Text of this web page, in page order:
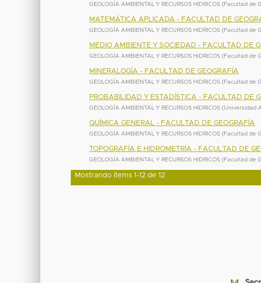
GEOLOGÍA AMBIENTAL Y RECURSOS HIDRICOS (Facultad de
MATEMÁTICA APLICADA - FACULTAD DE
GEOLOGÍA AMBIENTAL Y RECURSOS HIDRICOS (Facultad de
MEDIO AMBIENTE Y SOCIEDAD - FACULTAD DE
GEOLOGÍA AMBIENTAL Y RECURSOS HIDRICOS (Facultad de
MINERALOGÍA - FACULTAD DE GEOGRAFÍA
GEOLOGÍA AMBIENTAL Y RECURSOS HIDRICOS (Facultad de
PROBABILIDAD Y ESTADÍSTICA - FACULTAD DE
GEOLOGÍA AMBIENTAL Y RECURSOS HIDRICOS (Universidad
QUÍMICA GENERAL - FACULTAD DE GEOGRAFÍA
GEOLOGÍA AMBIENTAL Y RECURSOS HIDRICOS (Facultad de
TOPOGRAFÍA E HIDROMETRÍA - FACULTAD DE
GEOLOGÍA AMBIENTAL Y RECURSOS HIDRICOS (Facultad de
Mostrando ítems 1-12 de 12